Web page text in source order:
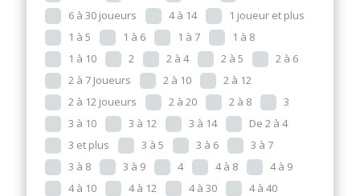
6 à 30 joueurs
4 à 14
1 joueur et plus
1 à 5
1 à 6 1 à 7
1 à 8
1 à 10
2 2 à 4 2 à 5
2 à 6
2 à 7 Joueurs
2 à 10
2 à 12
2 à 12 joueurs
2 à 20 2 à 8
3
3 à 10
3 à 12 3 à 14
De 2 à 4
3 et plus
3 à 5 3 à 6
3 à 7
3 à 8
3 à 9 4 4 à 8
4 à 9
4 à 10
4 à 12 4 à 30
4 à 40